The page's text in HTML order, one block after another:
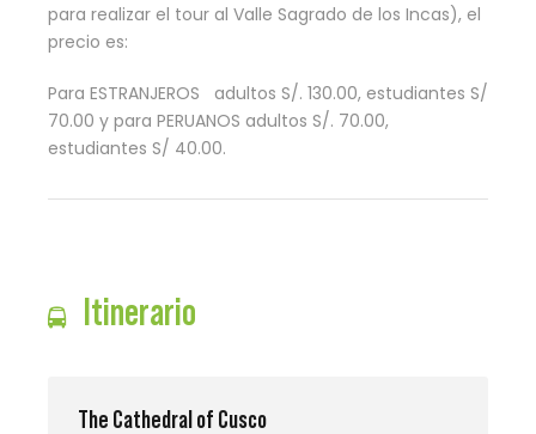
para realizar el tour al Valle Sagrado de los Incas), el
precio es:
Para ESTRANJEROS adultos S/. 130.00, estudiantes S/
70.00 y para PERUANOS adultos S/. 70.00,
estudiantes S/ 40.00.
Itinerario
The Cathedral of Cusco